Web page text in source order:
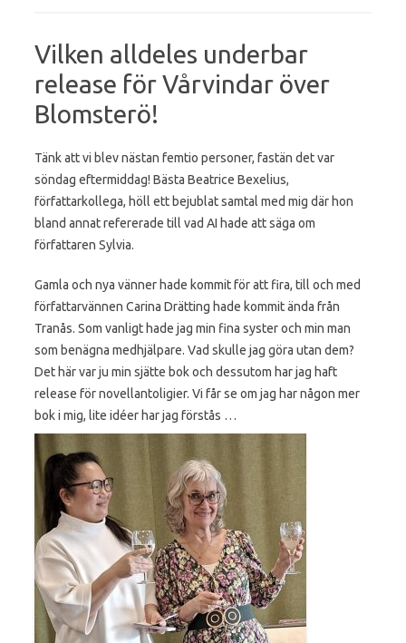
Vilken alldeles underbar
release för Vårvindar över
Blomsterö!
Tänk att vi blev nästan femtio personer, fastän det var
söndag eftermiddag! Bästa Beatrice Bexelius,
författarkollega, höll ett bejublat samtal med mig där hon
bland annat refererade till vad AI hade att säga om
författaren Sylvia.
Gamla och nya vänner hade kommit för att fira, till och med
författarvännen Carina Drätting hade kommit ända från
Tranås. Som vanligt hade jag min fina syster och min man
som benägna medhjälpare. Vad skulle jag göra utan dem?
Det här var ju min sjätte bok och dessutom har jag haft
release för novellantoligier. Vi får se om jag har någon mer
bok i mig, lite idéer har jag förstås …